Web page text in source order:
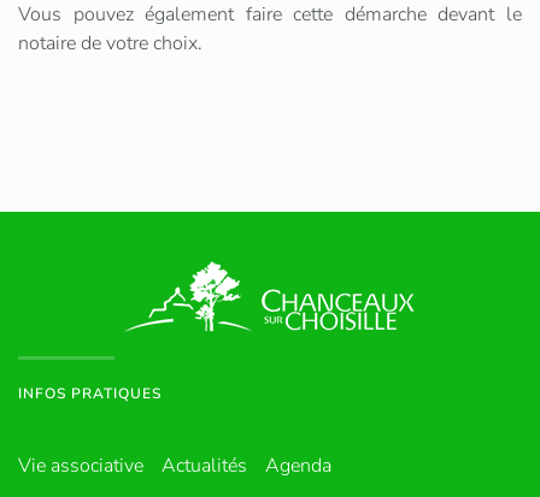
Vous pouvez également faire cette démarche devant le
notaire de votre choix.
INFOS PRATIQUES
Vie associative Actualités
Agenda